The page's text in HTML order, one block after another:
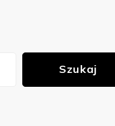
Szukaj